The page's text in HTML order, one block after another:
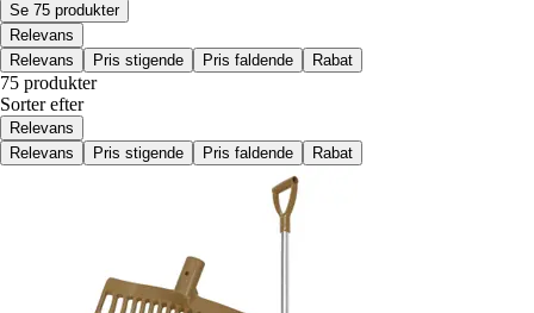
Se 75 produkter
Relevans
Relevans
Pris stigende Pris faldende Rabat
75 produkter
Sorter efter
Relevans
Relevans
Pris stigende Pris faldende Rabat